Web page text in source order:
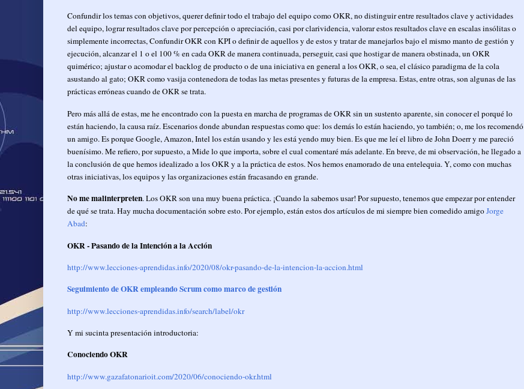
Confundir los temas con objetivos, querer definir todo el trabajo del equipo como OKR, no distinguir entre resultados clave y actividades
del equipo, lograr resultados clave por percepción o apreciación, casi por clarividencia, valorar estos resultados clave en escalas insólitas o
simplemente incorrectas, Confundir OKR con KPI o definir de aquellos y de estos y tratar de manejarlos bajo el mismo manto de gestión y
ejecución, alcanzar el 1 o el 100 % en cada OKR de manera continuada, perseguir, casi que hostigar de manera obstinada, un OKR
quimérico; ajustar o acomodar el backlog de producto o de una iniciativa en general a los OKR, o sea, el clásico paradigma de la cola
asustando al gato; OKR como vasija contenedora de todas las metas presentes y futuras de la empresa. Estas, entre otras, son algunas de las
prácticas erróneas cuando de OKR se trata.
Pero más allá de estas, me he encontrado con la puesta en marcha de programas de OKR sin un sustento aparente, sin conocer el porqué lo
están haciendo, la causa raíz. Escenarios donde abundan respuestas como que: los demás lo están haciendo, yo también; o, me los recomendó
un amigo. Es porque Google, Amazon, Intel los están usando y les está yendo muy bien. Es que me leí el libro de John Doerr y me pareció
buenísimo. Me refiero, por supuesto, a Mide lo que importa, sobre el cual comentaré más adelante. En breve, de mi observación, he llegado a
la conclusión de que hemos idealizado a los OKR y a la práctica de estos. Nos hemos enamorado de una entelequia. Y, como con muchas
otras iniciativas, los equipos y las organizaciones están fracasando en grande.
No me malinterpreten. Los OKR son una muy buena práctica. ¡Cuando la sabemos usar! Por supuesto, tenemos que empezar por entender
de qué se trata. Hay mucha documentación sobre esto. Por ejemplo, están estos dos artículos de mi siempre bien comedido amigoJorge
Abad:
OKR - Pasando de la Intención a la Acción
http://www.lecciones-aprendidas.info/2020/08/okr-pasando-de-la-intencion-la-accion.html
Seguimiento de OKR empleando Scrum como marco de gestión
http://www.lecciones-aprendidas.info/search/label/okr
Y mi sucinta presentación introductoria:
Conociendo OKR
http://www.gazafatonarioit.com/2020/06/conociendo-okr.html